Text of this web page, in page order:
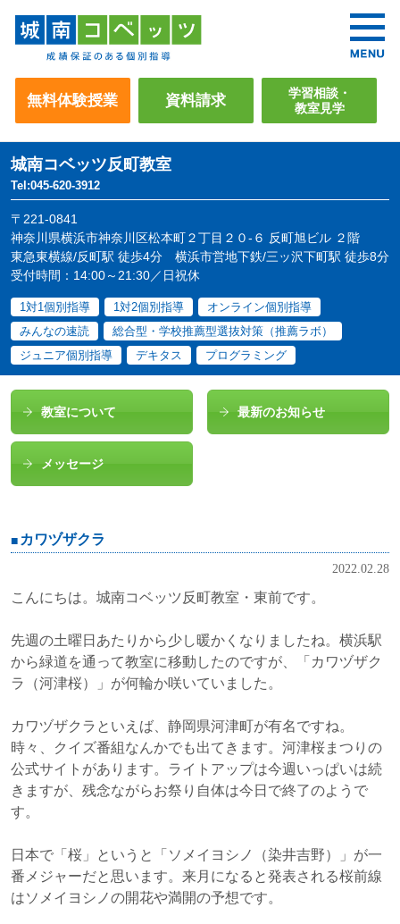
無料体験授業 資料請求
学習相談・
教室見学
城南コベッツ反町教室
Tel:045-620-3912
〒221-0841
神奈川県横浜市神奈川区松本町２丁目２０-６ 反町旭ビル ２階
東急東横線/反町駅 徒歩4分 横浜市営地下鉄/三ッ沢下町駅 徒歩8分
受付時間：14:00～21:30／日祝休
1対1個別指導 1対2個別指導
オンライン個別指導
みんなの速読
総合型・学校推薦型選抜対策（推薦ラボ）
ジュニア個別指導
デキタス プログラミング
教室について 最新のお知らせ
メッセージ
カワヅザクラ
2022.02.28
こんにちは。城南コベッツ反町教室・東前です。
先週の土曜日あたりから少し暖かくなりましたね。横浜駅
から緑道を通って教室に移動したのですが、「カワヅザク
ラ（河津桜）」が何輪か咲いていました。
カワヅザクラといえば、静岡県河津町が有名ですね。
時々、クイズ番組なんかでも出てきます。河津桜まつりの
公式サイトがあります。ライトアップは今週いっぱいは続
きますが、残念ながらお祭り自体は今日で終了のようで
す。
日本で「桜」というと「ソメイヨシノ（染井吉野）」が一
番メジャーだと思います。来月になると発表される桜前線
はソメイヨシノの開花や満開の予想です。